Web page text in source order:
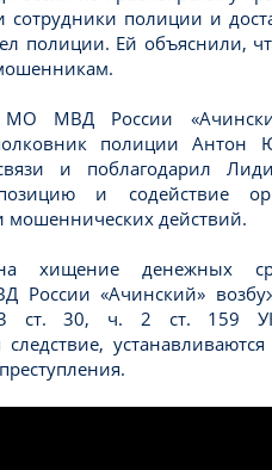
сотрудники полиции и
полиции. Ей объяснили,
МО МВД России
полиции Антон
и поблагодарил
и содействие
мошеннических действий.
хищение денежных
России «Ачинский»
3 ст. 30, ч. 2 ст. 159